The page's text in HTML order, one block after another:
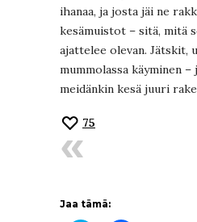
ihanaa, ja josta jäi ne
kesämuistot – sitä, mitä
ajattelee olevan. Jätskit,
mummolassa käyminen
meidänkin kesä juuri
75
Jaa tämä: